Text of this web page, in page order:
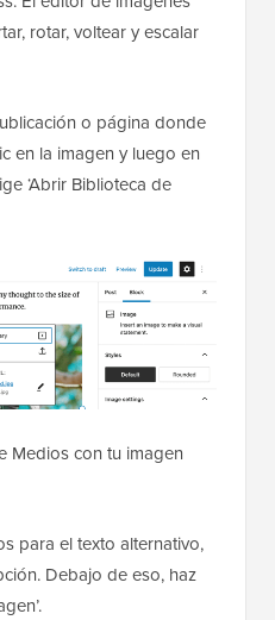
rotar, voltear y escalar
o página donde
en la imagen y luego en
‘Abrir Biblioteca de
Medios con tu imagen
para el texto alternativo,
Debajo de eso, haz